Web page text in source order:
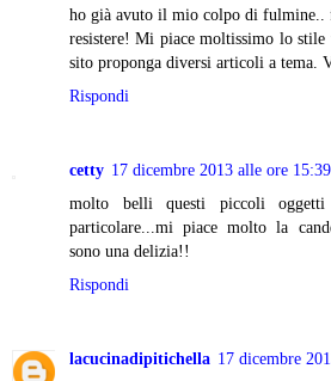
ho già avuto il mio colpo di fulmine..
resistere! Mi piace moltissimo lo stile
sito proponga diversi articoli a tema.
Rispondi
cetty 17 dicembre 2013 alle ore 15:39
molto belli questi piccoli
particolare...mi piace molto la
sono una delizia!!
Rispondi
lacucinadipitichella 17 dicembre